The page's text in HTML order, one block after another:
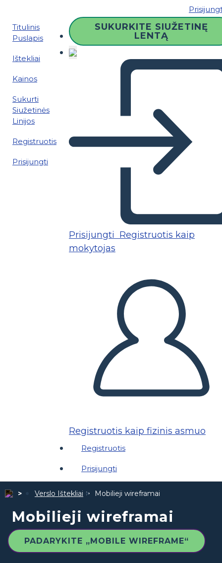
Titulinis
Puslapis
Ištekliai
Kainos
Sukurti
Siužetinės
Linijos
Registruotis
Prisijungti
SUKURKITE SIUŽETINĘ
LENTĄ
Prisijungti Registruotis kaip
mokytojas
Registruotis kaip fizinis asmuo
Registruotis
Prisijungti
Verslo Ištekliai Mobilieji wireframai
Mobilieji wireframai
PADARYKITE „MOBILE WIREFRAME“